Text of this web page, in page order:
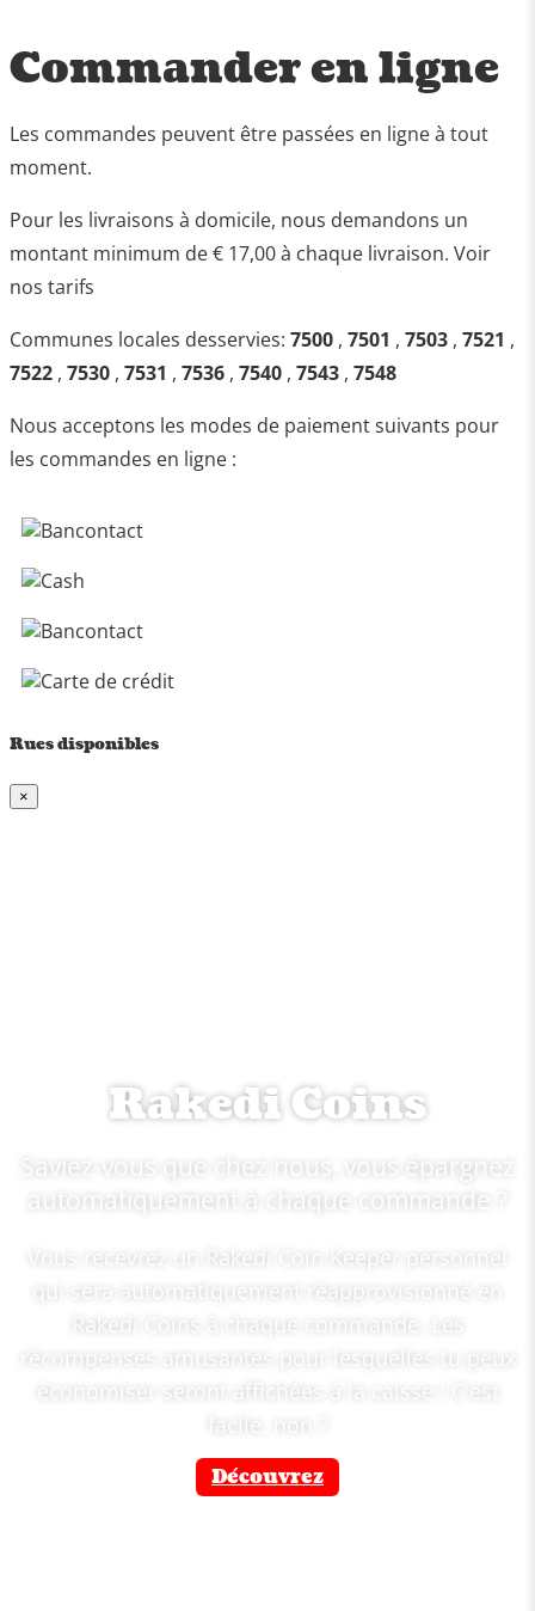
Commander en ligne
Les commandes peuvent être passées en ligne à tout
moment.
Pour les livraisons à domicile, nous demandons un
montant minimum de € 17,00 à chaque livraison. Voir
nos tarifs
Communes locales desservies: 7500 , 7501 , 7503 , 7521 ,
7522 , 7530 , 7531 , 7536 , 7540 , 7543 , 7548
Nous acceptons les modes de paiement suivants pour
les commandes en ligne :
Rues disponibles
×
Rakedi Coins
Saviez-vous que chez nous, vous épargnez
automatiquement à chaque commande ?
Vous recevrez un Rakedi Coin Keeper personnel
qui sera automatiquement réapprovisionné en
Rakedi Coins à chaque commande. Les
récompenses amusantes pour lesquelles tu peux
économiser seront affichées à la caisse ! C'est
facile, non ?
Découvrez